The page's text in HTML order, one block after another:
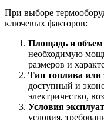
При выборе
ключевых факторов:
Площадь и
необходимую
размеров и
Тип топлива или
доступный и
электричество,
Условия
условия,